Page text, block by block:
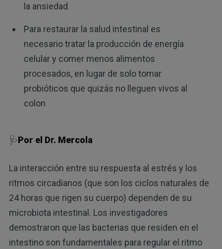
la ansiedad
Para restaurar la salud intestinal es
necesario tratar la producción de energía
celular y comer menos alimentos
procesados, en lugar de solo tomar
probióticos que quizás no lleguen vivos al
colon
🩺Por el Dr. Mercola
La interacción entre su respuesta al estrés y los
ritmos circadianos (que son los ciclos naturales de
24 horas que rigen su cuerpo) dependen de su
microbiota intestinal. Los investigadores
demostraron que las bacterias que residen en el
intestino son fundamentales para regular el ritmo